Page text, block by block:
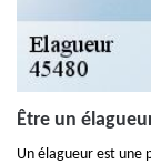
Être un
Un élagueur est une